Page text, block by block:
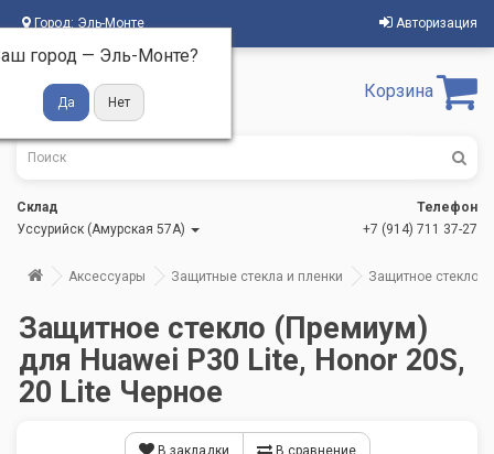
Город: Эль-Монте
город — Эль-Монте?
Авторизация
Корзина
Склад
Уссурийск (Амурская 57А)
Телефон
+7 (914) 711 37-27
Аксессуары Защитные стекла и пленки Защитное стекло
Защитное стекло (Премиум)
для Huawei P30 Lite, Honor 20S,
20 Lite Черное
В закладки В сравнение